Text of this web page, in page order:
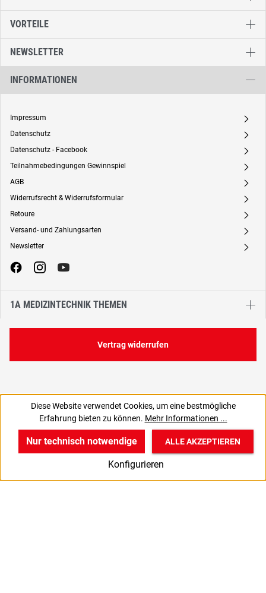
615,39 €
VORTEILE
NEWSLETTER
INFORMATIONEN
Impressum A
Datenschutz A
Datenschutz - Facebook A
Teilnahmebedingungen Gewinnspiel A
AGB A
Widerrufsrecht & Widerrufsformular A
Retoure A
Versand- und Zahlungsarten A
Newsletter A
1A MEDIZINTECHNIK THEMEN
Vertrag widerrufen
Diese Website verwendet Cookies, um eine bestmögliche
Erfahrung bieten zu können. Mehr Informationen ...
Nur technisch notwendige
Konfigurieren
ALLE AKZEPTIEREN
v
Produkte
B